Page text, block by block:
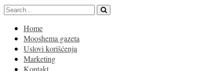
Home
Mooshema gazeta
Uslovi korišćenja
Marketing
Kontakt